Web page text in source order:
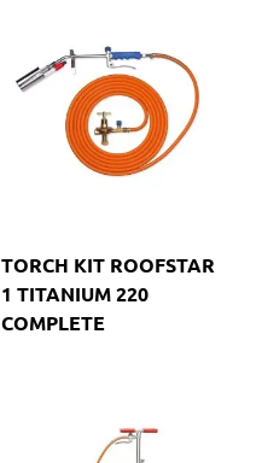
TORCH KIT ROOFSTAR
1 TITANIUM 220
COMPLETE